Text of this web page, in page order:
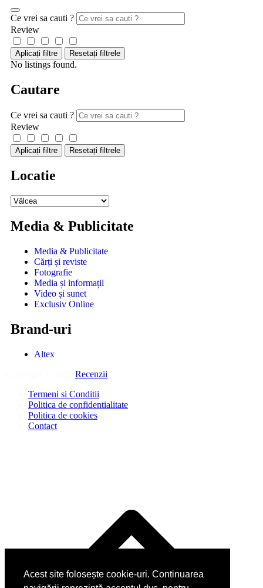
Acest site folosește cookie-uri. Continuarea
Ce vrei sa cauti ?
Review
Aplicați filtre Resetați filtrele
No listings found.
Cautare
Ce vrei sa cauti ?
Review
Aplicați filtre Resetați filtrele
Locatie
Media & Publicitate
Media & Publicitate
Cărți și reviste
Fotografie
Media și informații
Video și sunet
Exclusiv Online
Brand-uri
Altex
Recenzii
Termeni si Conditii
Politica de confidentialitate
Politica de cookies
Contact